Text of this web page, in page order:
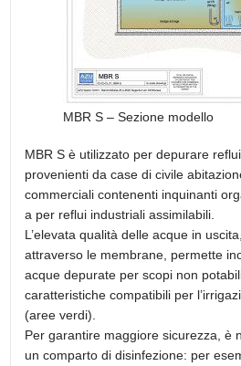
MBR S – Sezione modello
MBR S è utilizzato per depurare
provenienti da case di civile
commerciali contenenti inquinanti
a per reflui industriali assimilabili.
L’elevata qualità delle acque in
attraverso le membrane, permette
acque depurate per scopi non
caratteristiche compatibili per
(aree verdi).
Per garantire maggiore sicurezza, è
un comparto di disinfezione: per